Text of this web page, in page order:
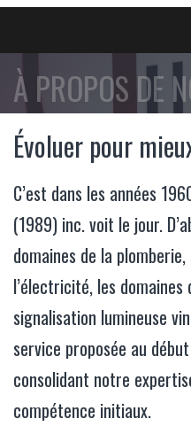
À PROPOS DE
Évoluer pour
C’est dans les années
(1989) inc. voit le jour.
domaines de la
l’électricité, les
signalisation lumineuse
service proposée au
consolidant notre
compétence initiaux.